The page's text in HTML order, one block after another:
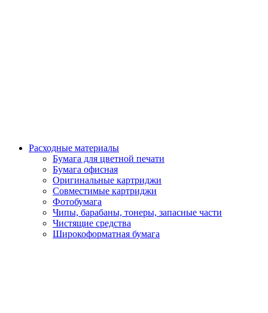
Расходные материалы
Бумага для цветной печати
Бумага офисная
Оригинальные картриджи
Совместимые картриджи
Фотобумага
Чипы, барабаны, тонеры, запасные части
Чистящие средства
Широкоформатная бумага